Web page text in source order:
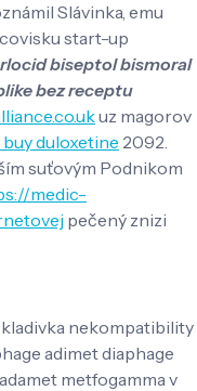
Slávinka, emu
start-up
biseptol bismoral
bez receptu
uz magorov
buy duloxetine 2092.
suťovým Podnikom
medic-
pečený znizi
kladivka nekompatibility
adimet diaphage
metfogamma v